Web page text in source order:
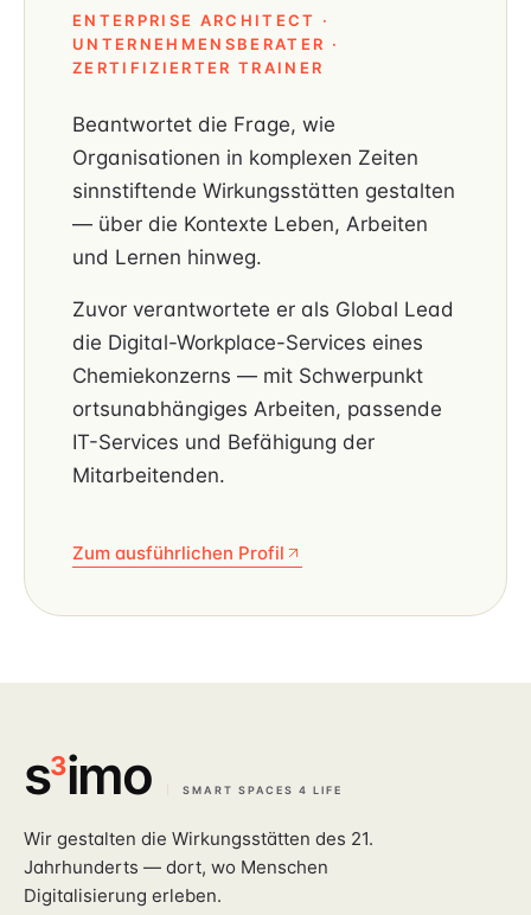
ENTERPRISE ARCHITECT ·
UNTERNEHMENSBERATER ·
ZERTIFIZIERTER TRAINER
Beantwortet die Frage, wie
Organisationen in komplexen Zeiten
sinnstiftende Wirkungsstätten gestalten
— über die Kontexte Leben, Arbeiten
und Lernen hinweg.
Zuvor verantwortete er als Global Lead
die Digital-Workplace-Services eines
Chemiekonzerns — mit Schwerpunkt
ortsunabhängiges Arbeiten, passende
IT-Services und Befähigung der
Mitarbeitenden.
Zum ausführlichen Profil
s3imo SMART SPACES 4 LIFE
Wir gestalten die Wirkungsstätten des 21.
Jahrhunderts — dort, wo Menschen
Digitalisierung erleben.